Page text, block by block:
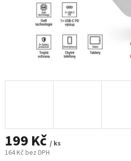
199 Kč / ks
164 Kč bez DPH